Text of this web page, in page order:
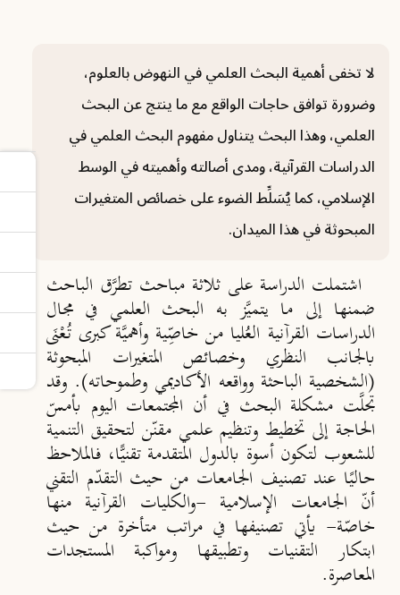
لا تخفى أهمية البحث العلمي في النهوض بالعلوم،
وضرورة توافق حاجات الواقع مع ما ينتج عن البحث
العلمي، وهذا البحث يتناول مفهوم البحث العلمي في
الدراسات القرآنية، ومدى أصالته وأهميته في الوسط
الإسلامي، كما يُسَلِّط الضوء على خصائص المتغيرات
المبحوثة في هذا الميدان.
اشتملت الدراسة على ثلاثة مباحث تطرَّق الباحث
ضمنها إلى ما يتميَّز به البحث العلمي في مجال
الدراسات القرآنية العُليا من خاصِّية وأهميَّة كبرى تُعْنَى
بالجانب النظري وخصائص المتغيرات المبحوثة
(الشخصية الباحثة وواقعه الأكاديمي وطموحاته). وقد
تجلَّت مشكلة البحث في أن المجتمعات اليوم بأمسّ
الحاجة إلى تخطيط وتنظيم علمي مقنّن لتحقيق التنمية
للشعوب لتكون أسوة بالدول المتقدمة تقنيًّا، فالملاحظ
حاليًا عند تصنيف الجامعات من حيث التقدّم التقني
أنّ الجامعات الإسلامية -والكليات القرآنية منها
خاصّة- يأتي تصنيفها في مراتب متأخرة من حيث
ابتكار التقنيات وتطبيقها ومواكبة المستجدات
المعاصرة.